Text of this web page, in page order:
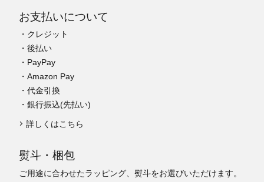
お支払いについて
・クレジット
・後払い
・PayPay
・Amazon Pay
・代金引換
・銀行振込(先払い)
詳しくはこちら
熨斗・梱包
ご用途に合わせたラッピング、熨斗をお選びいただけます。